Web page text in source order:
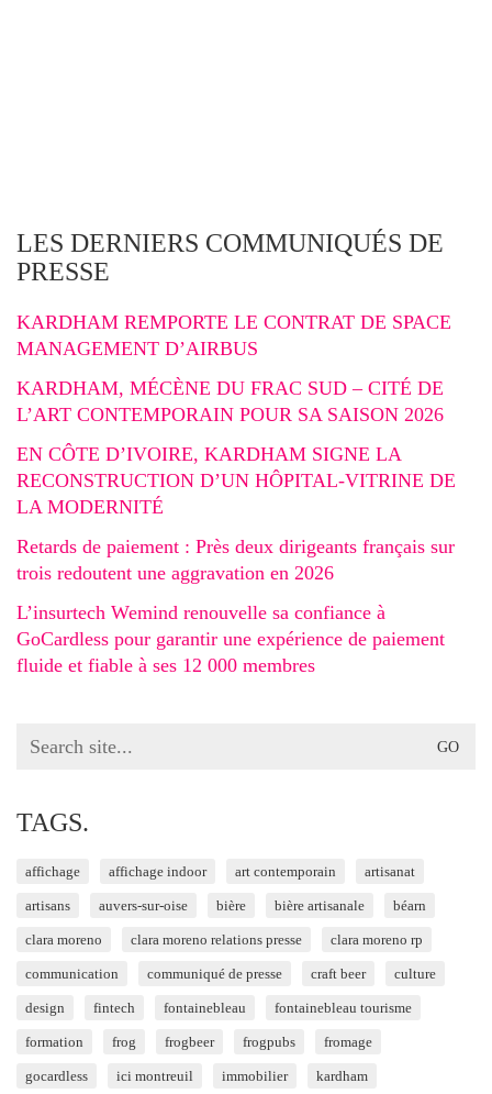
LES DERNIERS COMMUNIQUÉS DE
PRESSE
KARDHAM REMPORTE LE CONTRAT DE SPACE
MANAGEMENT D’AIRBUS
KARDHAM, MÉCÈNE DU FRAC SUD – CITÉ DE
L’ART CONTEMPORAIN POUR SA SAISON 2026
EN CÔTE D’IVOIRE, KARDHAM SIGNE LA
RECONSTRUCTION D’UN HÔPITAL-VITRINE DE
LA MODERNITÉ
Retards de paiement : Près deux dirigeants français sur
trois redoutent une aggravation en 2026
L’insurtech Wemind renouvelle sa confiance à
GoCardless pour garantir une expérience de paiement
fluide et fiable à ses 12 000 membres
Search
TAGS.
affichage affichage indoor art contemporain artisanat
artisans auvers-sur-oise bière bière artisanale béarn
clara moreno clara moreno relations presse clara moreno rp
communication communiqué de presse craft beer culture
design fintech fontainebleau fontainebleau tourisme
formation frog frogbeer frogpubs fromage
gocardless ici montreuil immobilier kardham